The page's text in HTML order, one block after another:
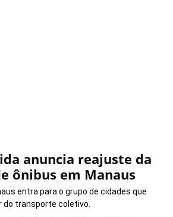
anuncia reajuste da
ônibus em Manaus
entra para o grupo de cidades que
do transporte coletivo.